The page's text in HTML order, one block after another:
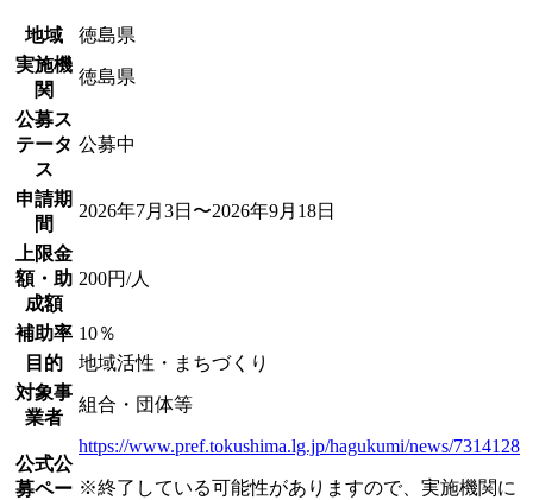
地域
徳島県
実施機
関
徳島県
公募ス
テータ
ス
公募中
申請期
間
2026年7月3日〜2026年9月18日
上限金
額・助
成額
200円/人
補助率 10％
目的
地域活性・まちづくり
対象事
業者
組合・団体等
公式公
募ペー
https://www.pref.tokushima.lg.jp/hagukumi/news/7314128
※終了している可能性がありますので、実施機関に